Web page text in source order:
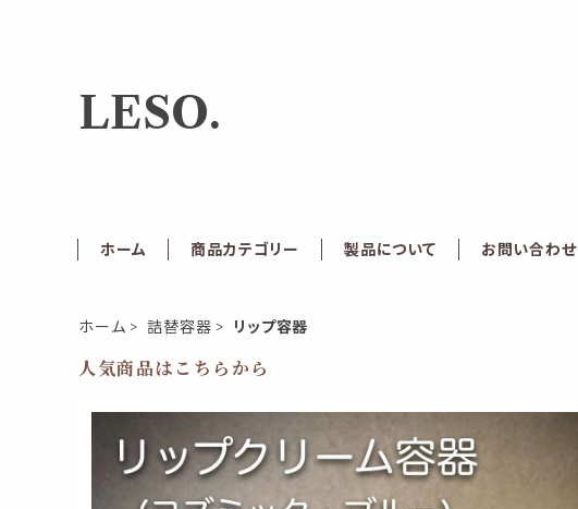
LESO.
ホーム 商品カテゴリー 製品について お問い合わせ
ホーム 詰替容器 リップ容器
人気商品はこちらから